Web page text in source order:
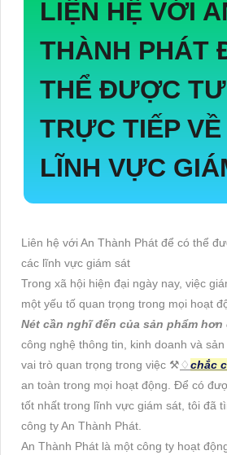
LIỆN HỆ VỚI
THÀNH PHÁT
THỂ ĐƯỢC
TRỰC TIẾP
LĨNH VỰC
Liên hệ với An Thành Phát để có thể
các lĩnh vực giám sát
Trong xã hội hiện đại ngày nay, việc
một yếu tố quan trọng trong mọi hoạt
Nét cần nghĩ đến của sản phẩm hơn
công nghệ thông tin, kinh doanh và
vai trò quan trọng trong việc ⚒♢chắc
an toàn trong mọi hoạt động. Để có
tốt nhất trong lĩnh vực giám sát, tôi đã
công ty An Thành Phát.
An Thành Phát là một công ty hoạt